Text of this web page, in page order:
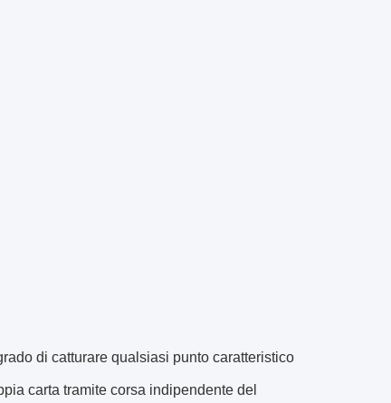
di catturare qualsiasi punto caratteristico
carta tramite corsa indipendente del